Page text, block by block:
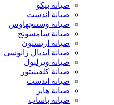
صيانة بيكو
صيانة اندست
صيانة وستنجهاوس
صيانة سامسونج
صيانة اريستون
صيانة ايديال زانوسي
صيانة ويرلبول
صيانة كلفينيتور
صيانة اندست
صيانة هاير
صيانة باساب